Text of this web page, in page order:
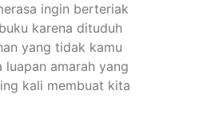
ingin berteriak
karena dituduh
yang tidak kamu
luapan amarah yang
kali membuat kita